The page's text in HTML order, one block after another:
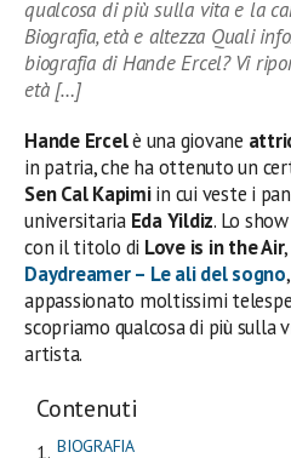
qualcosa di più sulla vita e la
Biografia, età e altezza Quali
biografia di Hande Ercel? Vi
età […]
Hande Ercelè una giovane
in patria, che ha ottenuto un
Sen Cal Kapimiin cui veste i
universitaria Eda Yildiz. Lo
con il titolo di Love is in the Air
Daydreamer – Le ali del sogno
appassionato moltissimi
scopriamo qualcosa di più sulla
artista.
Contenuti
BIOGRAFIA